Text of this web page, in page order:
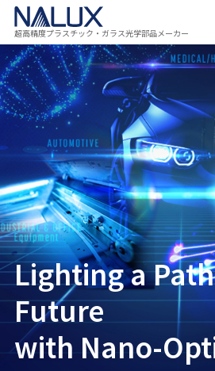
超高精度プラスチック・ガラス光学部品メーカー
Lighting a
Future
with Nano-
Lighting a
Future
with Nano-
Lighting a
Future
with Nano-
Lighting a
Future
with Nano-